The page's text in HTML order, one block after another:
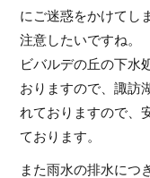
にご迷惑をかけてし
注意したいですね。
ビバルデの丘の下水
おりますので、諏訪
れておりますので、
ております。
また雨水の排水につ